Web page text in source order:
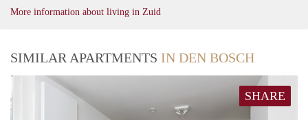
More information about living in Zuid
SIMILAR APARTMENTS IN DEN BOSCH
SHARE